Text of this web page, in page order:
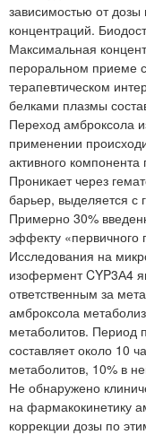
зависимостью от дозы
концентраций.
Максимальная
пероральном приеме
терапевтическом
белками плазмы
Переход амброксола
применении
активного
Проникает через
барьер, выделяется с
Примерно 30%
эффекту «первичного
Исследования на
изофермент CYP3А4
ответственным за
амброксола
метаболитов. Период
составляет около 10
метаболитов, 10% в
Не обнаружено
на фармакокинетику
коррекции дозы по